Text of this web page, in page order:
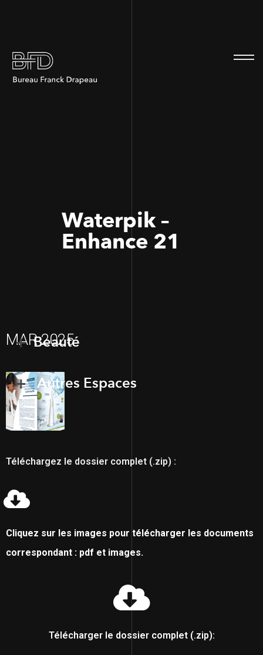
Waterpik –
Enhance 21
MAR 2025
Beauté
Autres Espaces
Téléchargez le dossier complet (.zip) :
Cliquez sur les images pour télécharger les documents
correspondant : pdf et images.
Télécharger le dossier complet (.zip):